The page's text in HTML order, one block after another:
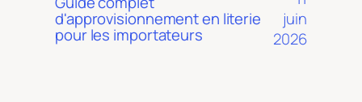
d'approvisionnement en literie
pour les importateurs
juin
2026